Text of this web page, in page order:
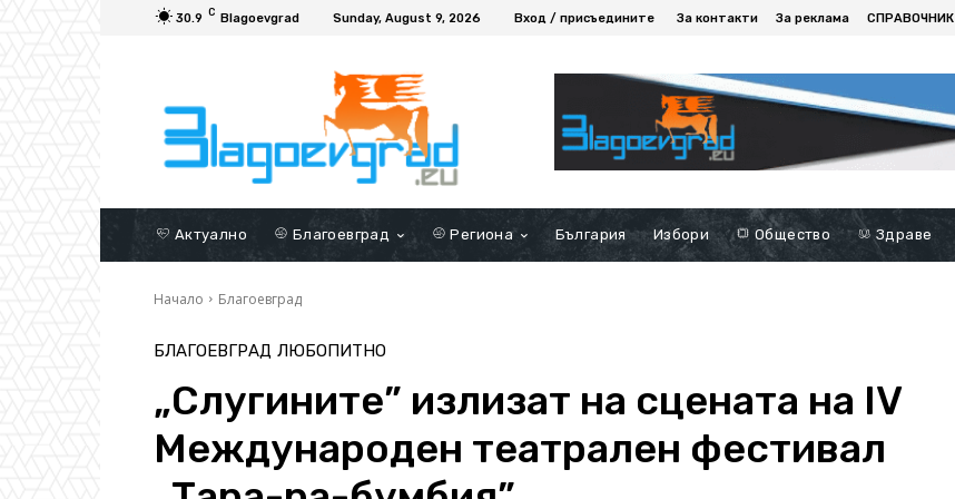
30.9 C Blagoevgrad Sunday, August 9, 2026 Вход / присъедините За контакти За реклама СПРАВОЧНИК
Актуално Благоевград Региона България Избори Общество Здраве
Начало Благоевград
БЛАГОЕВГРАД ЛЮБОПИТНО
„Слугините” излизат на сцената на IV
Международен театрален фестивал